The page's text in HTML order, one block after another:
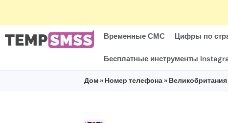
Временные СМС Цифры по
Бесплатные инструменты
Дом » Номер телефона » Великобритания